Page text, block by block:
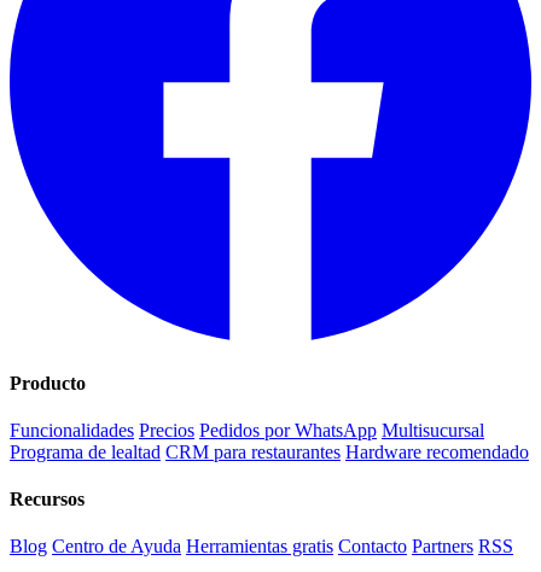
Producto
Funcionalidades Precios Pedidos por WhatsApp Multisucursal
Programa de lealtad CRM para restaurantes Hardware recomendado
Recursos
Blog Centro de Ayuda Herramientas gratis Contacto Partners RSS